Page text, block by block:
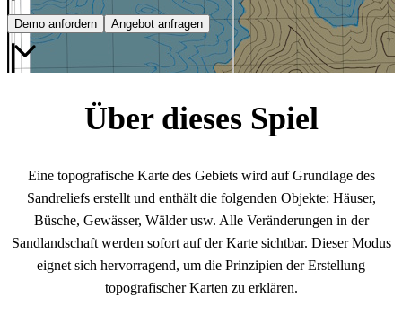
Demo anfordern Angebot anfragen
Über dieses Spiel
Eine topografische Karte des Gebiets wird auf Grundlage des
Sandreliefs erstellt und enthält die folgenden Objekte: Häuser,
Büsche, Gewässer, Wälder usw. Alle Veränderungen in der
Sandlandschaft werden sofort auf der Karte sichtbar. Dieser Modus
eignet sich hervorragend, um die Prinzipien der Erstellung
topografischer Karten zu erklären.